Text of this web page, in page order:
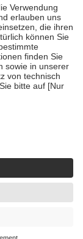
Gesundheit zu
unterstützen,
Lebensjahr
die von der
für die
Bewertungen
künstlicher